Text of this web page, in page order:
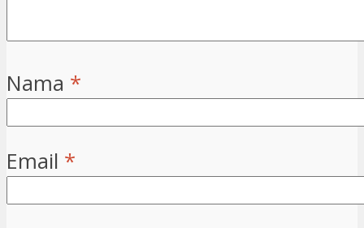
Nama *
Email *